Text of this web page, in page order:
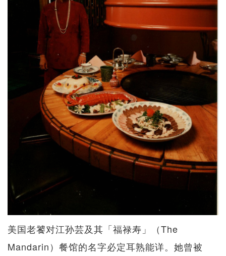
美国老饕对江孙芸及其「福禄寿」（The
Mandarin）餐馆的名字必定耳熟能详。她曾被